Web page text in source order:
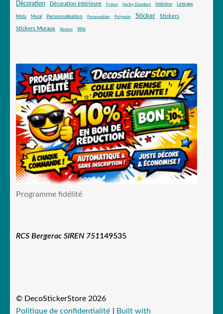
Décoration Décoration Intérieure France Harley Davidson Intérieur Lettrage
Moto Mural Personnalisation Personnaliser Polyester Sticker Stickers
Stickers Muraux Versace Vélo
Programme fidélité
RCS Bergerac SIREN 751149535
© DecoStickerStore 2026
Politique de confidentialité
Built with